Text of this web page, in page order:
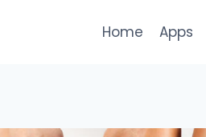
Home Apps